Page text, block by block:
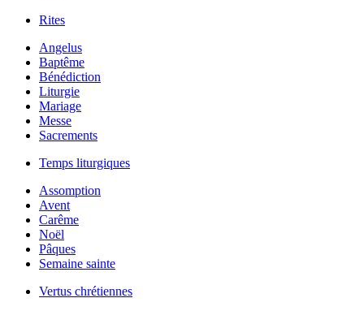
Rites
Angelus
Baptême
Bénédiction
Liturgie
Mariage
Messe
Sacrements
Temps liturgiques
Assomption
Avent
Carême
Noël
Pâques
Semaine sainte
Vertus chrétiennes